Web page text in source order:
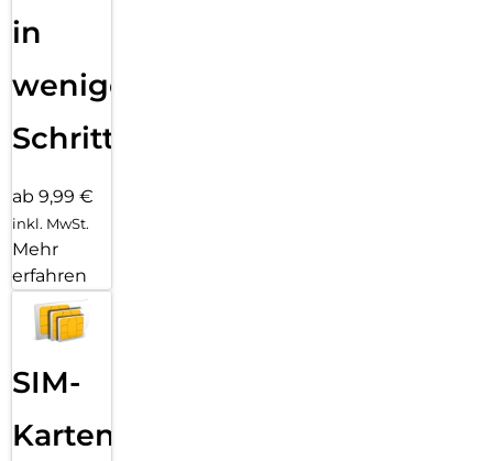
in
wenigen
Schritten
ab 9,99 €
inkl. MwSt.
Mehr
erfahren
SIM-
Karten